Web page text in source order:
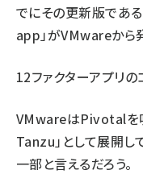
でにその更新版で
app」がVMwareから
12ファクターアプリ
VMwareはPivotalを
Tanzu」として展開し
一部と言えるだろう。